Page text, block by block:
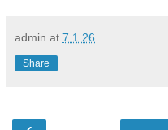
admin at 7.1.26
Share